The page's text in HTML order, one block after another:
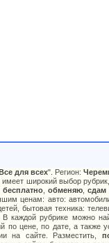
для всех". Регион:
широкий выбор
бесплатно обменяю сдам
ценам: авто:
бытовая техника:
. В каждой рубрике можно
по цене, по дате, а
на сайте. Разместить,